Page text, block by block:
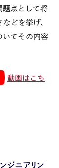
題点として将
どを挙げ、
いてその内容
動画はこち
ジニアリン